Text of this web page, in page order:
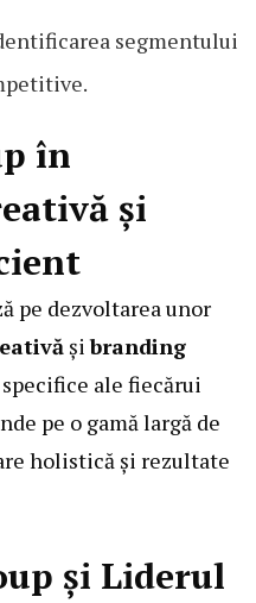
segmentului
în
și
pe dezvoltarea unor
șibranding
ale fiecărui
pe o gamă largă de
holistică și rezultate
și Liderul